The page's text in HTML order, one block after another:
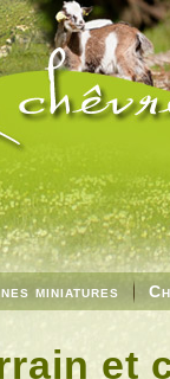
miniatures
et